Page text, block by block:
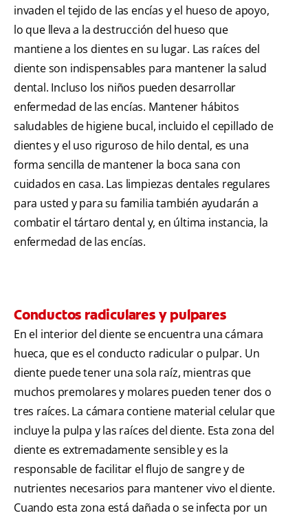
invaden el tejido de las encías y el hueso de apoyo,
lo que lleva a la destrucción del hueso que
mantiene a los dientes en su lugar. Las raíces del
diente son indispensables para mantener la salud
dental. Incluso los niños pueden desarrollar
enfermedad de las encías. Mantener hábitos
saludables de higiene bucal, incluido el cepillado de
dientes y el uso riguroso de hilo dental, es una
forma sencilla de mantener la boca sana con
cuidados en casa. Las limpiezas dentales regulares
para usted y para su familia también ayudarán a
combatir el tártaro dental y, en última instancia, la
enfermedad de las encías.
Conductos radiculares y pulpares
En el interior del diente se encuentra una cámara
hueca, que es el conducto radicular o pulpar. Un
diente puede tener una sola raíz, mientras que
muchos premolares y molares pueden tener dos o
tres raíces. La cámara contiene material celular que
incluye la pulpa y las raíces del diente. Esta zona del
diente es extremadamente sensible y es la
responsable de facilitar el flujo de sangre y de
nutrientes necesarios para mantener vivo el diente.
Cuando esta zona está dañada o se infecta por un